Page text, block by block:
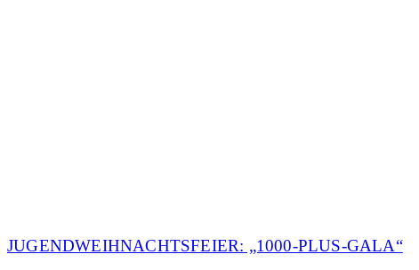
JUGENDWEIHNACHTSFEIER: „1000-PLUS-GALA“